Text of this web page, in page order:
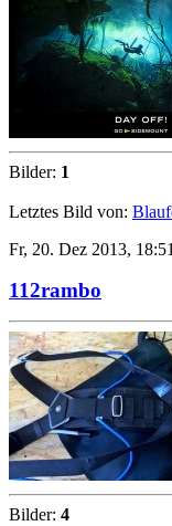
Bilder: 1
Letztes Bild von:
Fr, 20. Dez 2013, 18:51
112rambo
Bilder: 4